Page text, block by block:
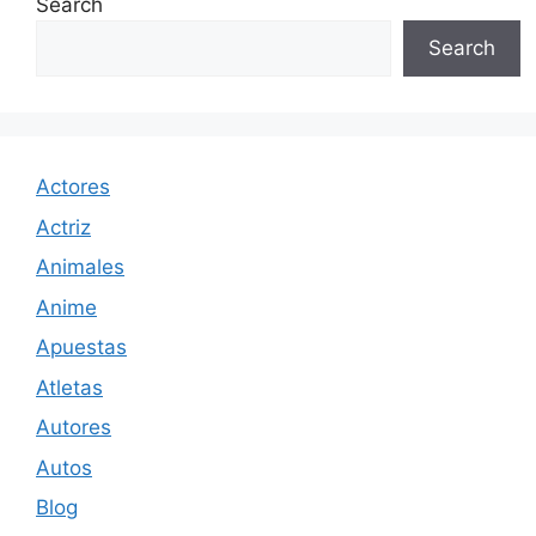
Search
Search
Actores
Actriz
Animales
Anime
Apuestas
Atletas
Autores
Autos
Blog